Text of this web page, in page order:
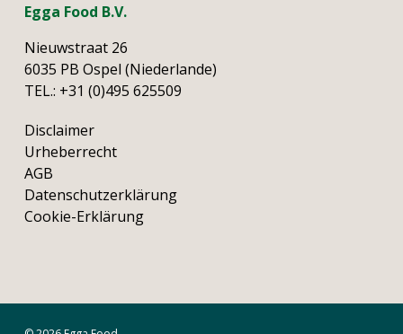
Egga Food B.V.
Nieuwstraat 26
6035 PB Ospel (Niederlande)
TEL.: +31 (0)495 625509
Disclaimer
Urheberrecht
AGB
Datenschutzerklärung
Cookie-Erklärung